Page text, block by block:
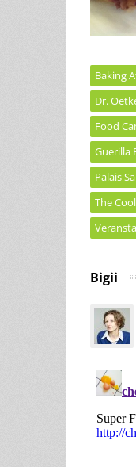
Baking
Dr.
Food
Guerilla
Palais
The
Bigii